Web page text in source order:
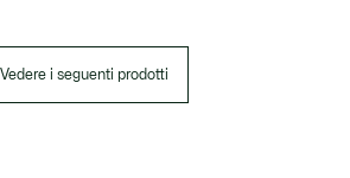
Vedere i seguenti prodotti